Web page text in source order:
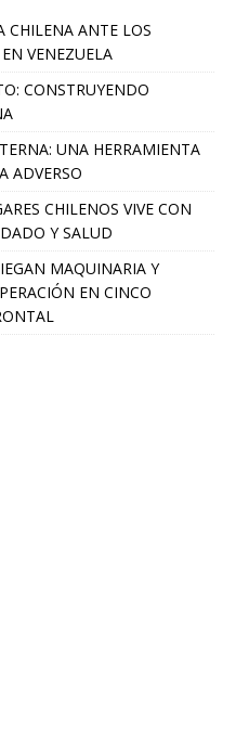
CHILENA ANTE LOS
VENEZUELA
CONSTRUYENDO
UNA HERRAMIENTA
ADVERSO
CHILENOS VIVE CON
Y SALUD
MAQUINARIA Y
EN CINCO